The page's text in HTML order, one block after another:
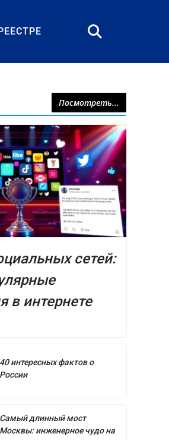
Посмотреть...
сетей:
в интернете
40 интересных фактов о
России
Самый длинный мост
Москвы: инженерное чудо на